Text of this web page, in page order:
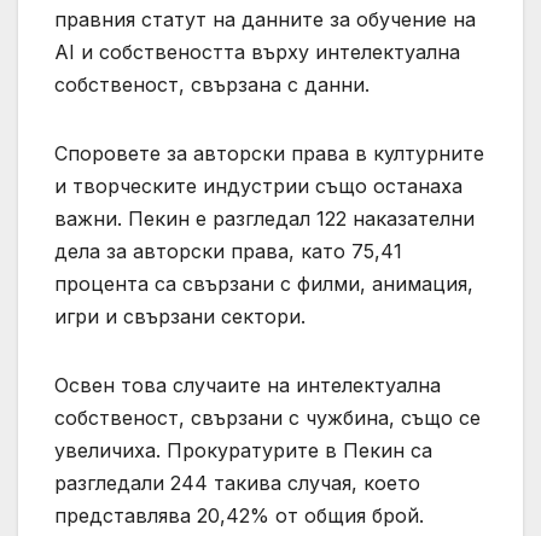
правния статут на данните за обучение на
AI и собствеността върху интелектуална
собственост, свързана с данни.
Споровете за авторски права в културните
и творческите индустрии също останаха
важни. Пекин е разгледал 122 наказателни
дела за авторски права, като 75,41
процента са свързани с филми, анимация,
игри и свързани сектори.
Освен това случаите на интелектуална
собственост, свързани с чужбина, също се
увеличиха. Прокуратурите в Пекин са
разгледали 244 такива случая, което
представлява 20,42% от общия брой.